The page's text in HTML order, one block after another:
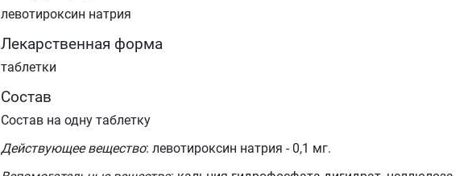
левотироксин натрия
Лекарственная форма
таблетки
Состав
Состав на одну таблетку
Действующее вещество: левотироксин натрия - 0,1 мг.